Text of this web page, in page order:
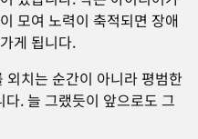
모여 노력이 축적되면 장애
게 됩니다.
치는 순간이 아니라 평범한
. 늘 그랬듯이 앞으로도 그